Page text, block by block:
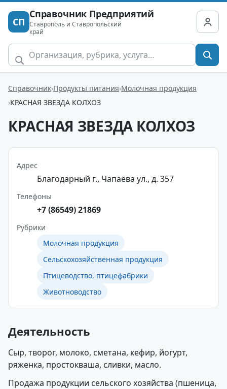
СП
Справочник Предприятий
Ставрополь и Ставропольский
край
Справочник Продукты питания Молочная продукция
КРАСНАЯ ЗВЕЗДА КОЛХОЗ
КРАСНАЯ ЗВЕЗДА КОЛХОЗ
Адрес
Благодарный г., Чапаева ул., д. 357
Телефоны
+7 (86549) 21869
Рубрики
Молочная продукция
Сельскохозяйственная продукция
Птицеводство, птицефабрики
Животноводство
Деятельность
Сыр, творог, молоко, сметана, кефир, йогурт,
ряженка, простокваша, сливки, масло.
Продажа продукции сельского хозяйства (пшеница,